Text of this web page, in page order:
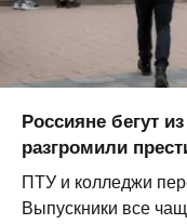
Россияне бегут
разгромили
ПТУ и колледжи
Выпускники все